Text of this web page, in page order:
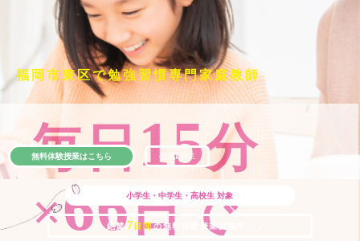
福岡市東区で勉強習慣専門家庭教師
毎日15分
×66日で
小学生・中学生・高校生 対象
＼ 絶賛 7 日間の無料体験授業実施中!! ／
無料体験授業はこちら 公式LINE